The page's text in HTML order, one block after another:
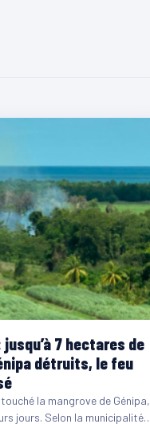
7 hectares de
détruits, le feu
la mangrove de Génipa,
jours. Selon la municipalité,